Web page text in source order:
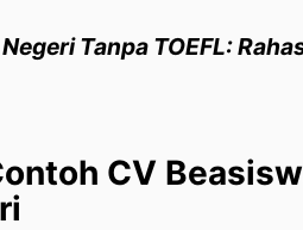
Tanpa TOEFL:
CV